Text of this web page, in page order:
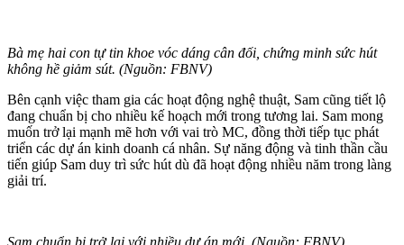
Bà mẹ hai con tự tin khoe vóc dáng cân đối, chứng minh sức hút
không hề giảm sút. (Nguồn: FBNV)
Bên cạnh việc tham gia các hoạt động nghệ thuật, Sam cũng tiết lộ
đang chuẩn bị cho nhiều kế hoạch mới trong tương lai. Sam mong
muốn trở lại mạnh mẽ hơn với vai trò MC, đồng thời tiếp tục phát
triển các dự án kinh doanh cá nhân. Sự năng động và tinh thần cầu
tiến giúp Sam duy trì sức hút dù đã hoạt động nhiều năm trong làng
giải trí.
Sam chuẩn bị trở lại với nhiều dự án mới. (Nguồn: FBNV)